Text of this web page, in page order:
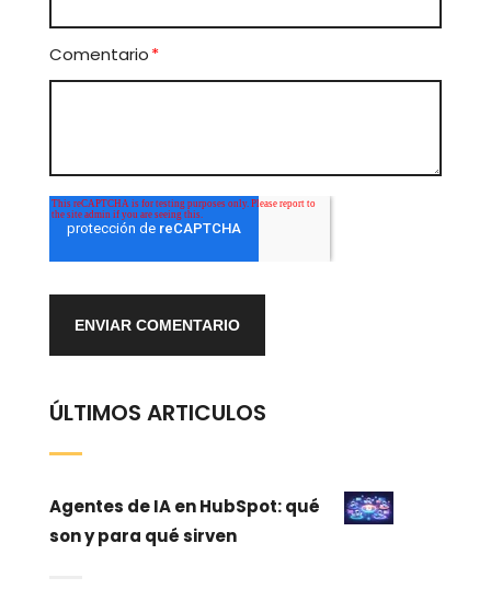
Comentario*
ÚLTIMOS ARTICULOS
Agentes de IA en HubSpot: qué
son y para qué sirven